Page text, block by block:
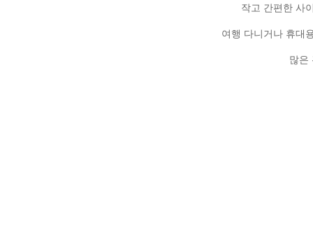
작고 간편한 사
여행 다니거나 휴대
많은